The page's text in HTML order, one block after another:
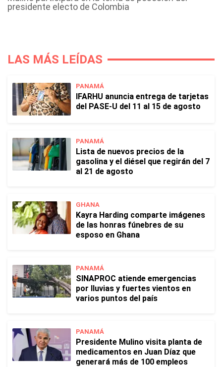
presidente electo de Colombia
LAS MÁS LEÍDAS
PANAMÁ
IFARHU anuncia entrega de tarjetas
del PASE-U del 11 al 15 de agosto
PANAMÁ
Lista de nuevos precios de la
gasolina y el diésel que regirán del 7
al 21 de agosto
GHANA
Kayra Harding comparte imágenes
de las honras fúnebres de su
esposo en Ghana
PANAMÁ
SINAPROC atiende emergencias
por lluvias y fuertes vientos en
varios puntos del país
PANAMÁ
Presidente Mulino visita planta de
medicamentos en Juan Díaz que
generará más de 100 empleos